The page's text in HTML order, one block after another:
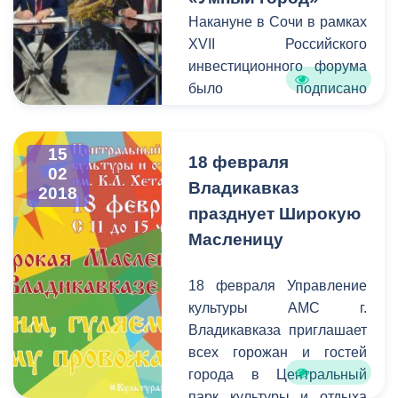
местного самоуправления
города Владикавказа,
начальник Управления
образования
Роман
Накануне в Сочи в рамках
XVII Российского
инвестиционного форума
было подписано
сотрудничестве
Республики Северная
Осетия –Алания в лице
Главы Республики
Вячеслава Битарова,
Администрации местного
самоуправления г.
Владикавказ в лице Главы
АМСБориса Албегова и
15
02
2018
18 февраля
Владикавказ
празднует Широкую
Масленицу
18 февраля Управление
культуры АМС г.
Владикавказа приглашает
всех горожан и гостей
города в Центральный